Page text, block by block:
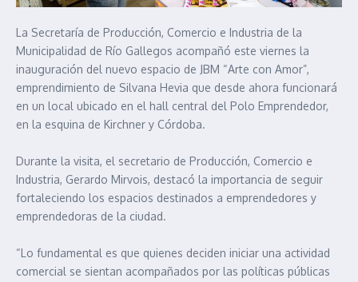
La Secretaría de Producción, Comercio e Industria de la
Municipalidad de Río Gallegos acompañó este viernes la
inauguración del nuevo espacio de JBM “Arte con Amor”,
emprendimiento de Silvana Hevia que desde ahora funcionará
en un local ubicado en el hall central del Polo Emprendedor,
en la esquina de Kirchner y Córdoba.
Durante la visita, el secretario de Producción, Comercio e
Industria, Gerardo Mirvois, destacó la importancia de seguir
fortaleciendo los espacios destinados a emprendedores y
emprendedoras de la ciudad.
“Lo fundamental es que quienes deciden iniciar una actividad
comercial se sientan acompañados por las políticas públicas